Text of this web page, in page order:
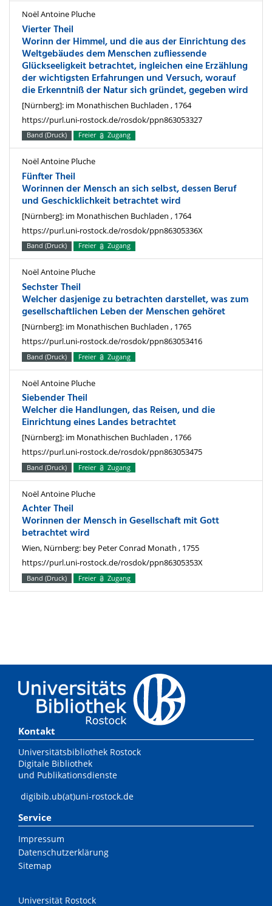
Noël Antoine Pluche
Vierter Theil
Worinn der Himmel, und die aus der Einrichtung des
Weltgebäudes dem Menschen zufliessende
Glückseeligkeit betrachtet, ingleichen eine Erzählung
der wichtigsten Erfahrungen und Versuch, worauf
die Erkenntniß der Natur sich gründet, gegeben wird
[Nürnberg]: im Monathischen Buchladen , 1764
https://purl.uni-rostock.de/rosdok/ppn863053327
Band (Druck) Freier Zugang
Noël Antoine Pluche
Fünfter Theil
Worinnen der Mensch an sich selbst, dessen Beruf
und Geschicklichkeit betrachtet wird
[Nürnberg]: im Monathischen Buchladen , 1764
https://purl.uni-rostock.de/rosdok/ppn86305336X
Band (Druck) Freier Zugang
Noël Antoine Pluche
Sechster Theil
Welcher dasjenige zu betrachten darstellet, was zum
gesellschaftlichen Leben der Menschen gehöret
[Nürnberg]: im Monathischen Buchladen , 1765
https://purl.uni-rostock.de/rosdok/ppn863053416
Band (Druck) Freier Zugang
Noël Antoine Pluche
Siebender Theil
Welcher die Handlungen, das Reisen, und die
Einrichtung eines Landes betrachtet
[Nürnberg]: im Monathischen Buchladen , 1766
https://purl.uni-rostock.de/rosdok/ppn863053475
Band (Druck) Freier Zugang
Noël Antoine Pluche
Achter Theil
Worinnen der Mensch in Gesellschaft mit Gott
betrachtet wird
Wien, Nürnberg: bey Peter Conrad Monath , 1755
https://purl.uni-rostock.de/rosdok/ppn86305353X
Band (Druck) Freier Zugang
Kontakt
Universitätsbibliothek Rostock
Digitale Bibliothek
und Publikationsdienste
digibib.ub(at)uni-rostock.de
Service
Impressum
Datenschutzerklärung
Sitemap
Universität Rostock